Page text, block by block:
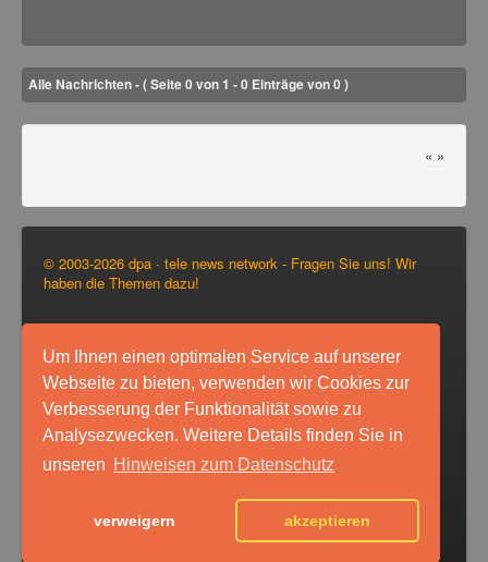
Um Ihnen einen optimalen Service auf unserer
Webseite zu bieten, verwenden wir Cookies zur
Verbesserung der Funktionalität sowie zu
Analysezwecken. Weitere Details finden Sie in
unseren Hinweisen zum Datenschutz
verweigern akzeptieren
Alle Nachrichten - ( Seite 0 von 1 - 0 Einträge von 0 )
« »
© 2003-2026 dpa · tele news network - Fragen Sie uns! Wir
haben die Themen dazu!
Disclaimer
Datenschutz
Registrieren